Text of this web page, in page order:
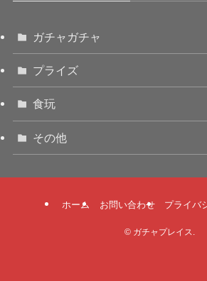
ガチャガチャ
プライズ
食玩
その他
ホーム お問い合わせ プライバ
©ガチャプレイス.